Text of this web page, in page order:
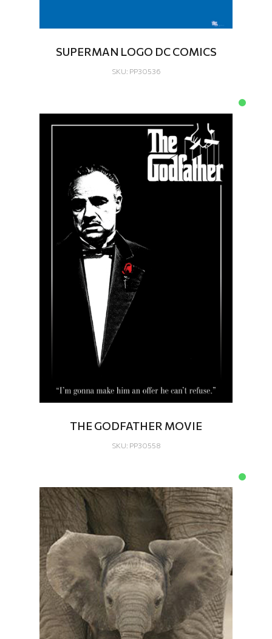
SUPERMAN LOGO DC COMICS
SKU: PP30536
THE GODFATHER MOVIE
SKU: PP30558